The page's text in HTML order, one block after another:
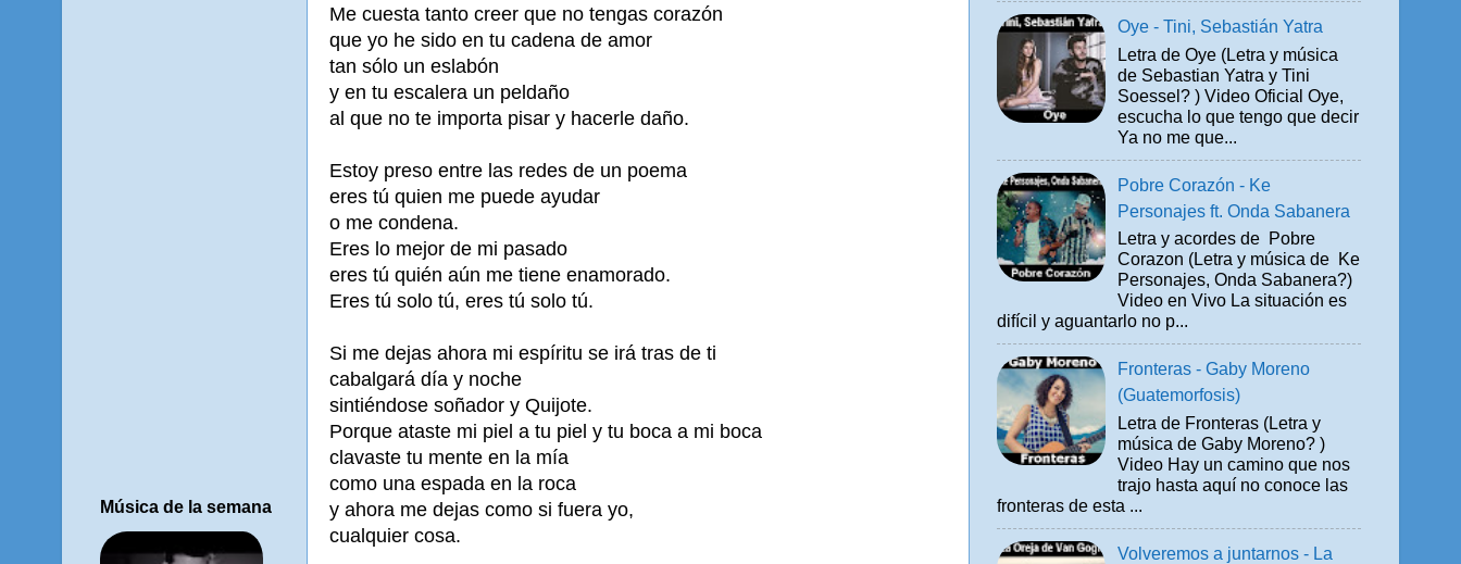
Me cuesta tanto creer que no tengas corazón
que yo he sido en tu cadena de amor
tan sólo un eslabón
y en tu escalera un peldaño
al que no te importa pisar y hacerle daño.
Estoy preso entre las redes de un poema
eres tú quien me puede ayudar
o me condena.
Eres lo mejor de mi pasado
eres tú quién aún me tiene enamorado.
Eres tú solo tú, eres tú solo tú.
Si me dejas ahora mi espíritu se irá tras de ti
cabalgará día y noche
sintiéndose soñador y Quijote.
Porque ataste mi piel a tu piel y tu boca a mi boca
clavaste tu mente en la mía
como una espada en la roca
y ahora me dejas como si fuera yo,
cualquier cosa.
Música de la semana
Oye - Tini, Sebastián Yatra
Letra de Oye (Letra y música
de Sebastian Yatra y Tini
Soessel? ) Video Oficial Oye,
escucha lo que tengo que decir
Ya no me que...
Pobre Corazón - Ke
Personajes ft. Onda Sabanera
Letra y acordes de Pobre
Corazon (Letra y música de Ke
Personajes, Onda Sabanera?)
Video en Vivo La situación es
difícil y aguantarlo no p...
Fronteras - Gaby Moreno
(Guatemorfosis)
Letra de Fronteras (Letra y
música de Gaby Moreno? )
Video Hay un camino que nos
trajo hasta aquí no conoce las
fronteras de esta ...
Volveremos a juntarnos - La